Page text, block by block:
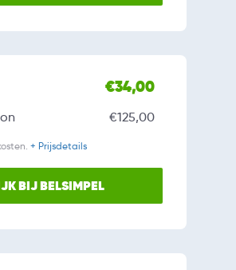
€34,00
€125,00
+ Prijsdetails
BIJ BELSIMPEL